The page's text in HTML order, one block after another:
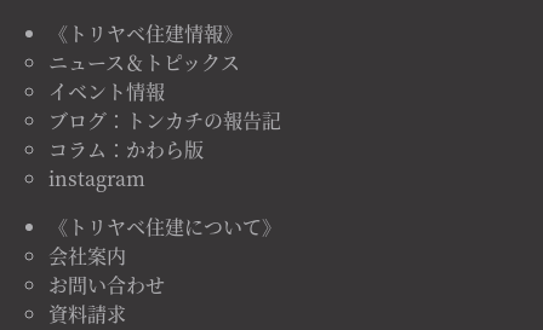
《トリヤベ住建情報》
ニュース＆トピックス
イベント情報
ブログ：トンカチの報告記
コラム：かわら版
instagram
《トリヤベ住建について》
会社案内
お問い合わせ
資料請求